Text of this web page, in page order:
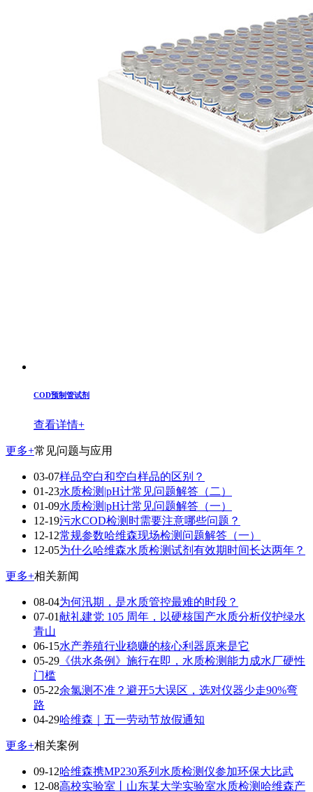
COD预制管试剂
查看详情+
更多+常见问题与应用
03-07样品空白和空白样品的区别？
01-23水质检测|pH计常见问题解答（二）
01-09水质检测|pH计常见问题解答（一）
12-19污水COD检测时需要注意哪些问题？
12-12常规参数哈维森现场检测问题解答（一）
12-05为什么哈维森水质检测试剂有效期时间长达两年？
更多+相关新闻
08-04为何汛期，是水质管控最难的时段？
07-01献礼建党 105 周年，以硬核国产水质分析仪护绿水
青山
06-15水产养殖行业稳赚的核心利器原来是它
05-29 《供水条例》施行在即，水质检测能力成水厂硬性
门槛
05-22余氯测不准？避开5大误区，选对仪器少走90%弯
路
04-29哈维森｜五一劳动节放假通知
更多+相关案例
09-12哈维森携MP230系列水质检测仪参加环保大比武
12-08高校实验室丨山东某大学实验室水质检测哈维森产